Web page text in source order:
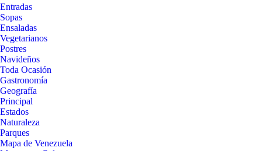
Entradas
Sopas
Ensaladas
Vegetarianos
Postres
Navideños
Toda Ocasión
Gastronomía
Geografía
Principal
Estados
Naturaleza
Parques
Mapa de Venezuela